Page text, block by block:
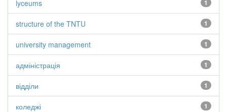
1
lyceums
1
structure of the TNTU
1
university management
1
адміністрація
1
відділи
1
коледжі